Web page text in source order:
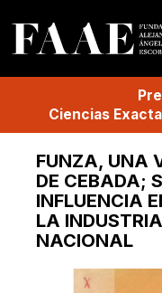
Ciencias
FUNZA, UNA
DE CEBADA;
INFLUENCIA
LA
NACIONAL